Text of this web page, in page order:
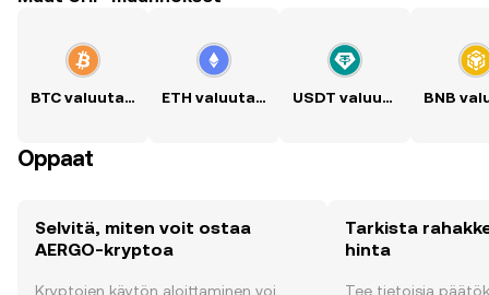
BTC valuutaksi CHF ETH valuutaksi CHF USDT valuutaksi CHF
Oppaat
Selvitä, miten voit ostaa
AERGO-kryptoa
Kryptojen käytön aloittaminen voi
Tarkista
hinta
Tee tietoisia